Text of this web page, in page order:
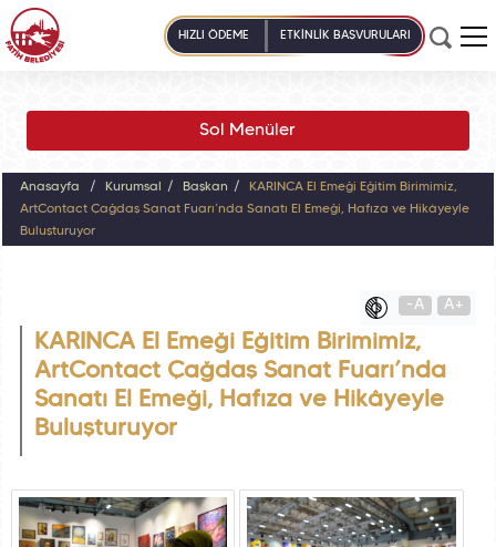
HIZLI ÖDEME ETKİNLİK BAŞVURULARI
Sol Menüler
Anasayfa Kurumsal Başkan
KARINCA El Emeği Eğitim Birimimiz,
ArtContact Çağdaş Sanat Fuarı’nda Sanatı El Emeği, Hafıza ve Hikâyeyle
Buluşturuyor
-A A+
KARINCA El Emeği Eğitim Birimimiz,
ArtContact Çağdaş Sanat Fuarı’nda
Sanatı El Emeği, Hafıza ve Hikâyeyle
Buluşturuyor